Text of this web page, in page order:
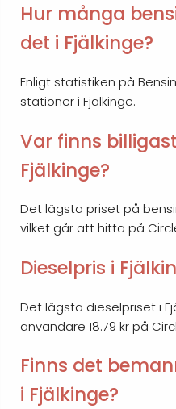
Hur många
det i Fjälkinge?
Enligt statistiken på
stationer i Fjälkinge.
Var finns
Fjälkinge?
Det lägsta priset på
vilket går att hitta på
Dieselpris i
Det lägsta dieselpriset i
användare 18.79 kr på
Finns det
i Fjälkinge?